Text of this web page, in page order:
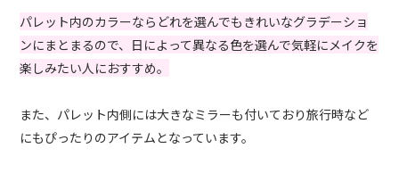
パレット内のカラーならどれを選んでもきれいなグラデーショ
ンにまとまるので、日によって異なる色を選んで気軽にメイクを
楽しみたい人におすすめ。
また、パレット内側には大きなミラーも付いており旅行時など
にもぴったりのアイテムとなっています。